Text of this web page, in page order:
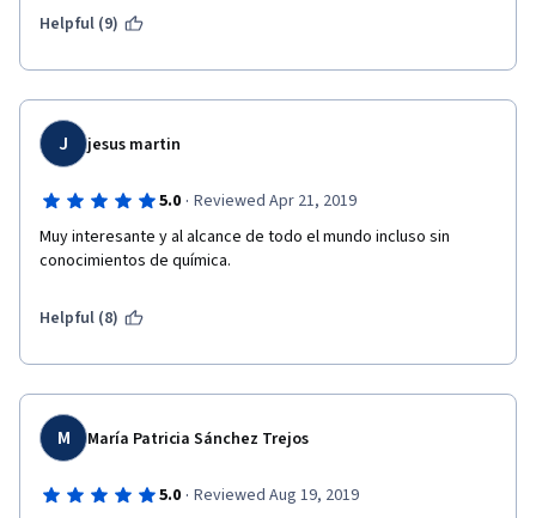
Helpful (9)
J jesus martin
5.0 · Reviewed Apr 21, 2019
Muy interesante y al alcance de todo el mundo incluso sin
conocimientos de química.
Helpful (8)
M María Patricia Sánchez Trejos
5.0 · Reviewed Aug 19, 2019